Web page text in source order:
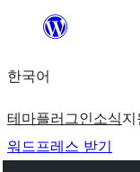
츠
로
로
한국어
테마플러그인소식지
워드프레스 받기